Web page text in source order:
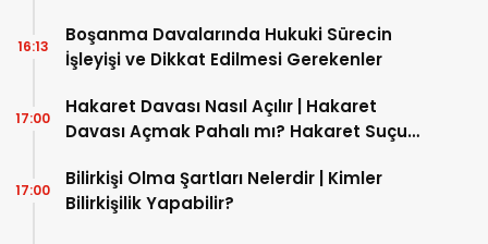
Boşanma Davalarında Hukuki Sürecin
İşleyişi ve Dikkat Edilmesi Gerekenler
16:13
Hakaret Davası Nasıl Açılır | Hakaret
Davası Açmak Pahalı mı? Hakaret Suçu
17:00
Bilirkişi Olma Şartları Nelerdir | Kimler
Bilirkişilik Yapabilir?
17:00